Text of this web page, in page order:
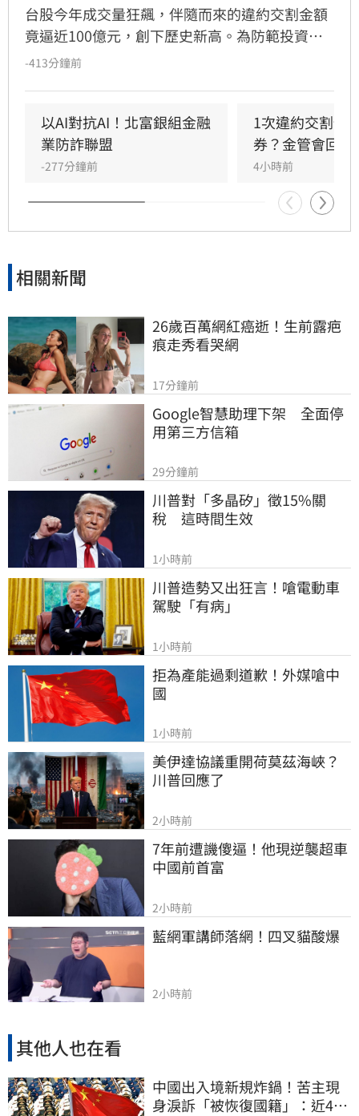
台股今年成交量狂飆，伴隨而來的違約交割金額
竟逼近100億元，創下歷史新高。為防範投資人
利用高槓桿「空手套白狼」，金管會擬祭出鐵腕
正密切監控房貸、信貸等「4貸同堂」的極端槓
桿亂象，並籌建「台股儀表板」整合跨機構數
據，透過強化風險監理與資訊透明化，全面防堵
市場投機風氣，引導台股回歸理性投資基本面，
維護資本市場秩序與金融穩定。
-413分鐘前
以AI對抗AI！北富銀組金融
業防詐聯盟
-277分鐘前
1次違約交割預
券？金管會回應
4小時前
相關新聞
26歲百萬網紅癌逝！生前露疤
痕走秀看哭網
17分鐘前
Google智慧助理下架　全面停
用第三方信箱
29分鐘前
川普對「多晶矽」徵15%關
稅　這時間生效
1小時前
川普造勢又出狂言！嗆電動車
駕駛「有病」
1小時前
拒為產能過剩道歉！外媒嗆中
國
1小時前
美伊達協議重開荷莫茲海峽？
川普回應了
2小時前
7年前遭譏傻逼！他現逆襲超車
中國前首富
2小時前
藍網軍講師落網！四叉貓酸爆
2小時前
其他人也在看
中國出入境新規炸鍋！苦主現
身淚訴「被恢復國籍」：近4億